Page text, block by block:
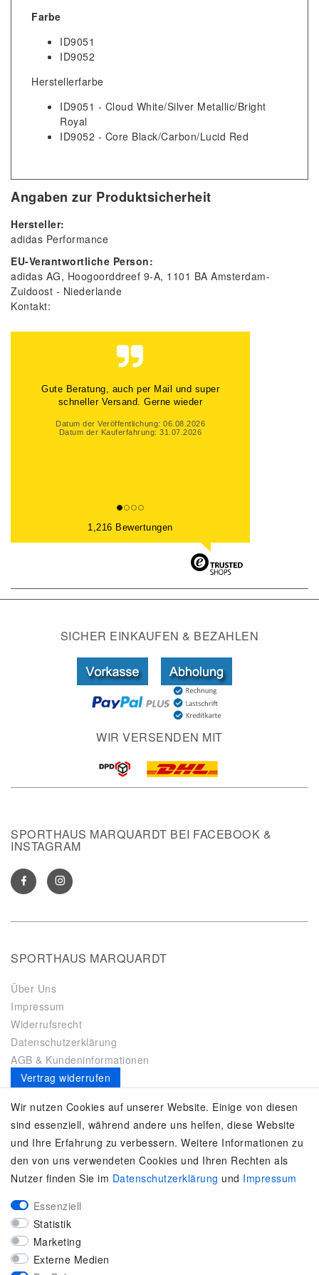
Farbe
ID9051
ID9052
Herstellerfarbe
ID9051 - Cloud White/Silver Metallic/Bright
Royal
ID9052 - Core Black/Carbon/Lucid Red
Angaben zur Produktsicherheit
Hersteller:
adidas Performance
EU-Verantwortliche Person:
adidas AG Hoogoorddreef 9-A 1101 BA Amsterdam-
Zuidoost
Niederlande
Kontakt:
Gute Beratung, auch per Mail und super
schneller Versand. Gerne wieder
Datum der Veröffentlichung: 06.08.2026
Datum der Kauferfahrung: 31.07.2026
1,216 Bewertungen
SICHER EINKAUFEN & BEZAHLEN
WIR VERSENDEN MIT
SPORTHAUS MARQUARDT BEI FACEBOOK &
INSTAGRAM
SPORTHAUS MARQUARDT
Über Uns
Impressum
Widerrufsrecht
Datenschutzerklärung
AGB & Kundeninformationen
Vertrag widerrufen
Es gilt unsereDatenschutzerklärung
SERVICE
Kontakt
Zahlung & Versand
Umtausch / Rückgabe
Größenberater
adidas F50
KUNDENSERVICE
Wir nutzen Cookies auf unserer Website. Einige von diesen
sind essenziell, während andere uns helfen, diese Website
und Ihre Erfahrung zu verbessern. Weitere Informationen zu
den von uns verwendeten Cookies und Ihren Rechten als
Nutzer finden Sie im Daten­schutz­erklärung und Impressum
Essenziell
Statistik
Marketing
Externe Medien